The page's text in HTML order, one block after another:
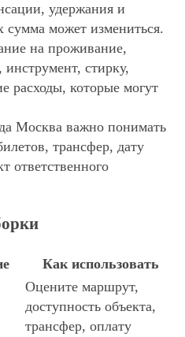
удержания и
сумма может измениться.
на проживание,
стирку,
расходы, которые могут
Москва важно понимать
трансфер, дату
ответственного
Как использовать
Оцените маршрут,
доступность объекта,
трансфер, оплату